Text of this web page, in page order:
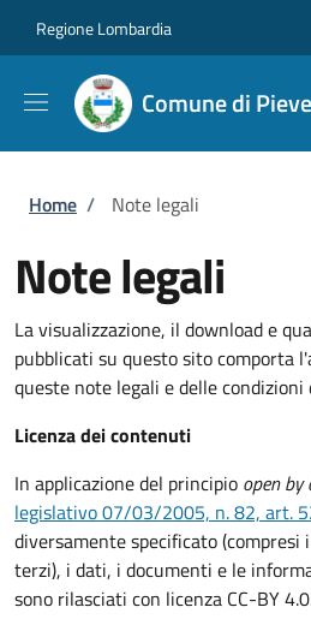
Regione Lombardia
Comune di
Briciole di pane
Home / Note legali
Note legali
La visualizzazione, il download e
pubblicati su questo sito comporta
queste note legali e delle condizioni
Licenza dei contenuti
In applicazione del principio open by
legislativo 07/03/2005, n. 82, art.
diversamente specificato
terzi), i dati, i documenti e le
sono rilasciati con licenza CC-BY